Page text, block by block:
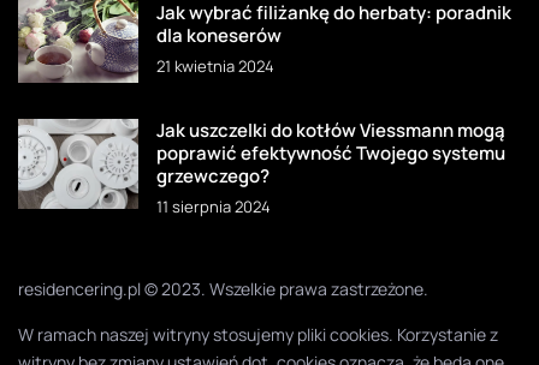
Jak wybrać filiżankę do herbaty: poradnik
dla koneserów
21 kwietnia 2024
Jak uszczelki do kotłów Viessmann mogą
poprawić efektywność Twojego systemu
grzewczego?
11 sierpnia 2024
residencering.pl © 2023. Wszelkie prawa zastrzeżone.
W ramach naszej witryny stosujemy pliki cookies. Korzystanie z